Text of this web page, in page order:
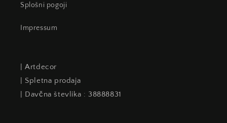
Splošni pogoji
Impressum
| Artdecor
| Spletna prodaja
| Davčna števlika : 38888831